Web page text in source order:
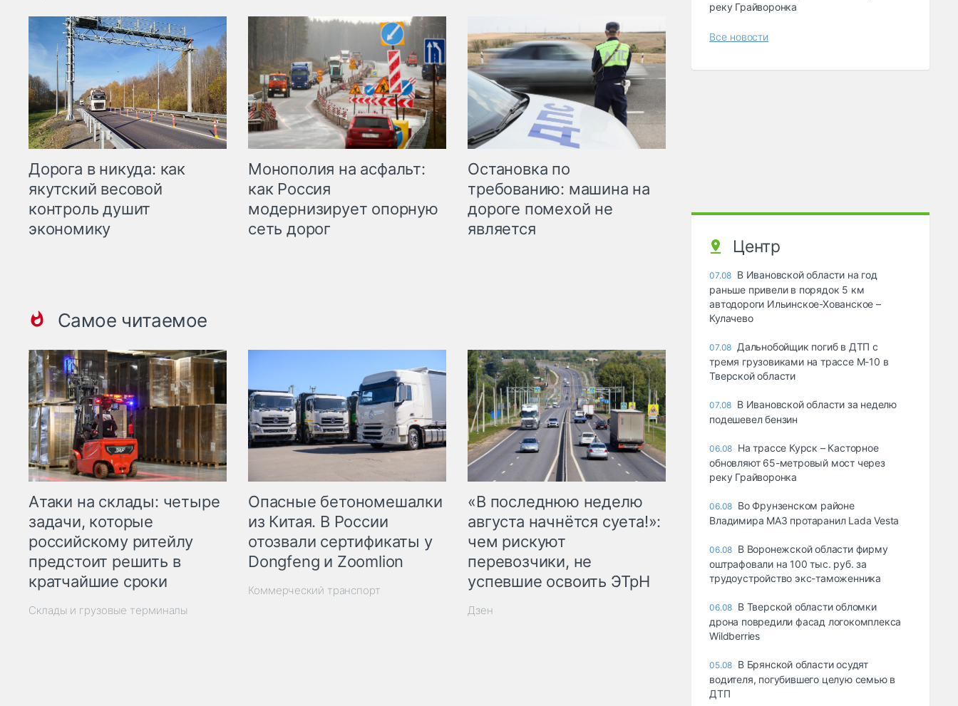
Дорога в никуда: как
якутский весовой
контроль душит
экономику
Монополия на асфальт:
как Россия
модернизирует опорную
сеть дорог
Остановка по
требованию: машина на
дороге помехой не
является
Самое читаемое
Атаки на склады: четыре
задачи, которые
российскому ритейлу
предстоит решить в
кратчайшие сроки
Склады и грузовые терминалы
Опасные бетономешалки
из Китая. В России
отозвали сертификаты у
Dongfeng и Zoomlion
Коммерческий транспорт
«В последнюю неделю
августа начнётся суета!»:
чем рискуют
перевозчики, не
успевшие освоить ЭТрН
Дзен
реку Грайворонка
Все новости
Центр
07.08 В Ивановской области на год
раньше привели в порядок 5 км
автодороги Ильинское-Хованское –
Кулачево
07.08 Дальнобойщик погиб в ДТП с
тремя грузовиками на трассе М-10 в
Тверской области
07.08 В Ивановской области за неделю
подешевел бензин
06.08 На трассе Курск – Касторное
обновляют 65-метровый мост через
реку Грайворонка
06.08 Во Фрунзенском районе
Владимира МАЗ протаранил Lada Vesta
06.08 В Воронежской области фирму
оштрафовали на 100 тыс. руб. за
трудоустройство экс-таможенника
06.08 В Тверской области обломки
дрона повредили фасад логокомплекса
Wildberries
05.08 В Брянской области осудят
водителя, погубившего целую семью в
ДТП